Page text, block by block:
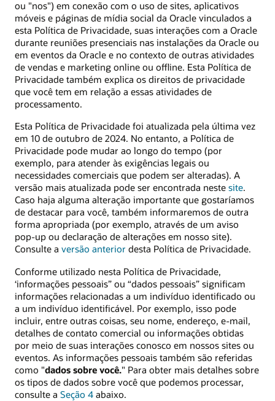
ou "nos") em conexão com o uso de sites, aplicativos
móveis e páginas de mídia social da Oracle vinculados a
esta Política de Privacidade, suas interações com a Oracle
durante reuniões presenciais nas instalações da Oracle ou
em eventos da Oracle e no contexto de outras atividades
de vendas e marketing online ou offline. Esta Política de
Privacidade também explica os direitos de privacidade
que você tem em relação a essas atividades de
processamento.
Esta Política de Privacidade foi atualizada pela última vez
em 10 de outubro de 2024. No entanto, a Política de
Privacidade pode mudar ao longo do tempo (por
exemplo, para atender às exigências legais ou
necessidades comerciais que podem ser alteradas). A
versão mais atualizada pode ser encontrada neste site.
Caso haja alguma alteração importante que gostaríamos
de destacar para você, também informaremos de outra
forma apropriada (por exemplo, através de um aviso
pop-up ou declaração de alterações em nosso site).
Consulte a versão anterior desta Política de Privacidade.
Conforme utilizado nesta Política de Privacidade,
‘informações pessoais” ou “dados pessoais” significam
informações relacionadas a um indivíduo identificado ou
a um indivíduo identificável. Por exemplo, isso pode
incluir, entre outras coisas, seu nome, endereço, e-mail,
detalhes de contato comercial ou informações obtidas
por meio de suas interações conosco em nossos sites ou
eventos. As informações pessoais também são referidas
como "dados sobre você." Para obter mais detalhes sobre
os tipos de dados sobre você que podemos processar,
consulte a Seção 4 abaixo.